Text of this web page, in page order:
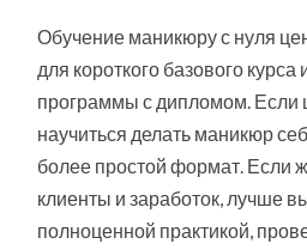
Обучение маникюру с нуля
для короткого базового
программы с дипломом. Если
научиться делать маникюр
более простой формат. Если
клиенты и заработок, лучше
полноценной практикой,